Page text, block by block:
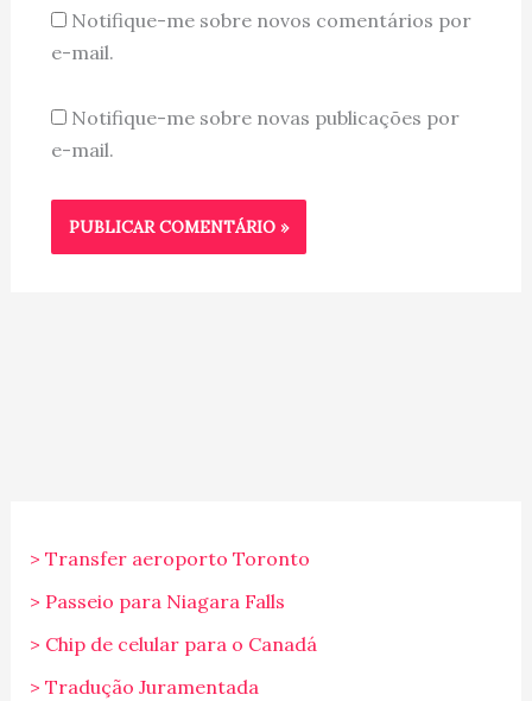
Notifique-me sobre novos comentários por
e-mail.
Notifique-me sobre novas publicações por
e-mail.
> Transfer aeroporto Toronto
> Passeio para Niagara Falls
> Chip de celular para o Canadá
> Tradução Juramentada